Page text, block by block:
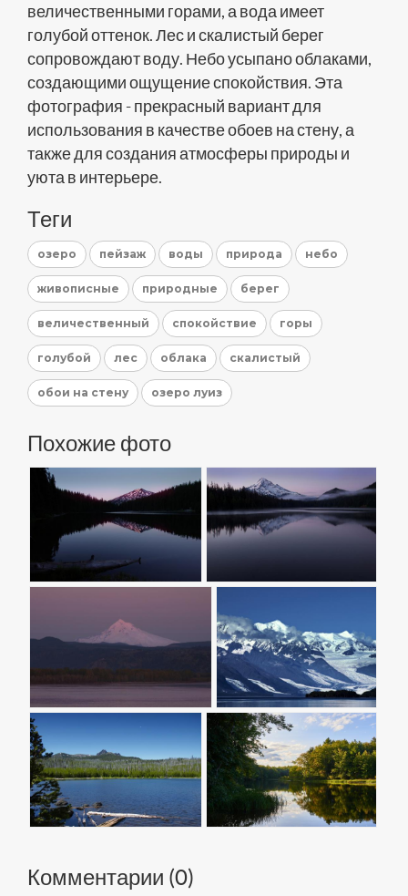
величественными горами, а вода имеет
голубой оттенок. Лес и скалистый берег
сопровождают воду. Небо усыпано облаками,
создающими ощущение спокойствия. Эта
фотография - прекрасный вариант для
использования в качестве обоев на стену, а
также для создания атмосферы природы и
уюта в интерьере.
Теги
озеро пейзаж воды природа небо
живописные природные берег
величественный спокойствие горы
голубой лес облака скалистый
обои на стену озеро луиз
Похожие фото
Комментарии (0)